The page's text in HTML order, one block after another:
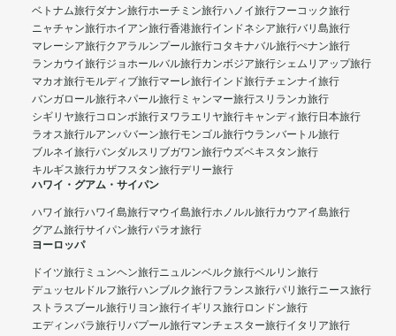
ベトナム旅行ダナン旅行ホーチミン旅行ハノイ旅行フーコック旅行
ニャチャン旅行ホイアン旅行香港旅行インドネシア旅行バリ島旅行
マレーシア旅行クアラルンプール旅行コタキナバル旅行ぺナン旅行
ランカウイ旅行ジョホールバル旅行カンボジア旅行シェムリアップ旅行
マカオ旅行モルディブ旅行マーレ旅行インド旅行チェンナイ旅行
バンガロール旅行ネパール旅行 ミャンマー旅行スリランカ旅行
シギリヤ旅行コロンボ旅行ヌワラエリヤ旅行キャンディ旅行日本旅行
ラオス旅行ルアンパバーン旅行モンゴル旅行ウランバートル旅行
ブルネイ旅行バンダルスリブガワン旅行ウズベキスタン旅行
キルギス旅行カザフスタン旅行デリー旅行
ハワイ・グアム・サイパン
ハワイ旅行ハワイ島旅行マウイ島旅行ホノルル旅行カウアイ島旅行
グアム旅行サイパン旅行パラオ旅行
ヨーロッパ
ドイツ旅行 ミュンヘン旅行ニュルンベルク旅行ベルリン旅行
デュッセルドルフ旅行ハンブルク旅行フランス旅行パリ旅行ニース旅行
ストラスブール旅行リヨン旅行イギリス旅行ロンドン旅行
エディンバラ旅行リバプール旅行マンチェスター旅行イタリア旅行